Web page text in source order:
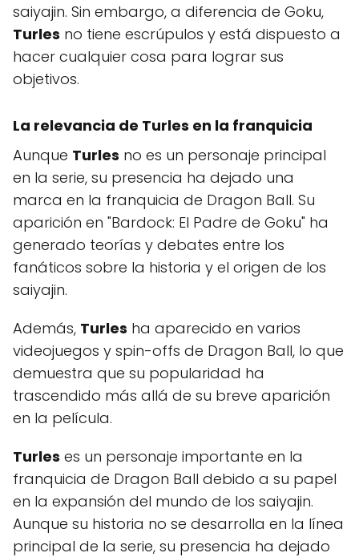
saiyajin. Sin embargo, a diferencia de Goku,
Turles no tiene escrúpulos y está dispuesto a
hacer cualquier cosa para lograr sus
objetivos.
La relevancia de Turles en la franquicia
Aunque Turles no es un personaje principal
en la serie, su presencia ha dejado una
marca en la franquicia de Dragon Ball. Su
aparición en "Bardock: El Padre de Goku" ha
generado teorías y debates entre los
fanáticos sobre la historia y el origen de los
saiyajin.
Además, Turles ha aparecido en varios
videojuegos y spin-offs de Dragon Ball, lo que
demuestra que su popularidad ha
trascendido más allá de su breve aparición
en la película.
Turles es un personaje importante en la
franquicia de Dragon Ball debido a su papel
en la expansión del mundo de los saiyajin.
Aunque su historia no se desarrolla en la línea
principal de la serie, su presencia ha dejado